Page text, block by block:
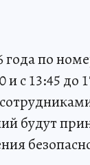
по
с 13:45 до
будут